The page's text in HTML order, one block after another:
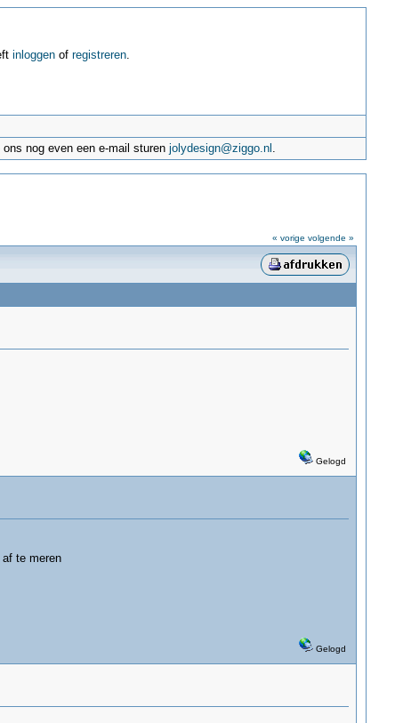
inloggenof registreren.
ons nog even een e-mail sturenjolydesign@ziggo.nl .
« vorige volgende »
Gelogd
te meren
Gelogd